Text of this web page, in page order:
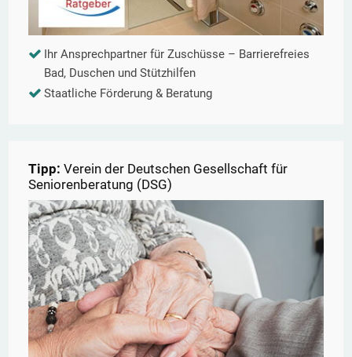
Ihr Ansprechpartner für Zuschüsse – Barrierefreies
Bad, Duschen und Stützhilfen
Staatliche Förderung & Beratung
Tipp: Verein der Deutschen Gesellschaft für
Seniorenberatung (DSG)